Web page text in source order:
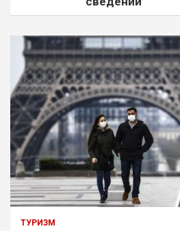
ТУРИЗМ